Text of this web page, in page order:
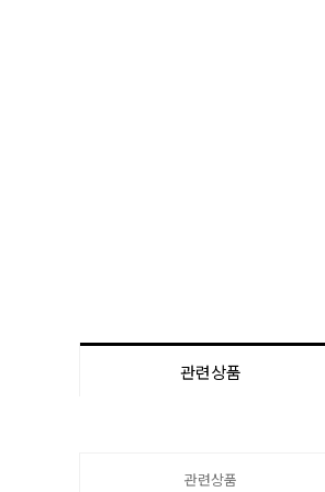
관련상품
관련상품